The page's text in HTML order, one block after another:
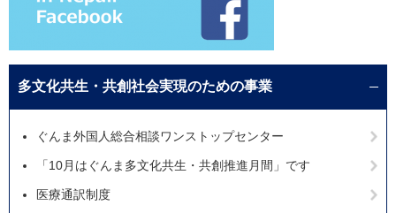
多文化共生・共創社会実現のための事業
ぐんま外国人総合相談ワンストップセンター
「10月はぐんま多文化共生・共創推進月間」です
医療通訳制度